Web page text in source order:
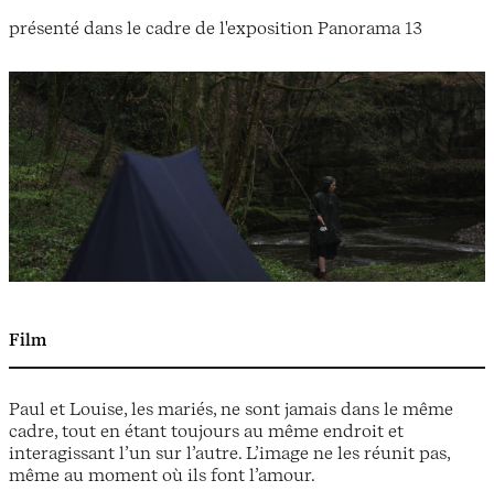
présenté dans le cadre de l'exposition Panorama 13
Film
Paul et Louise, les mariés, ne sont jamais dans le même
cadre, tout en étant toujours au même endroit et
interagissant l’un sur l’autre. L’image ne les réunit pas,
même au moment où ils font l’amour.